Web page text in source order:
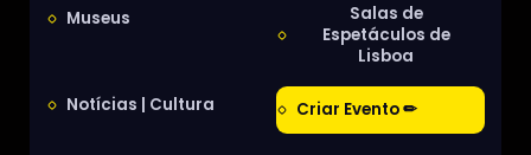
Museus
Salas de
Espetáculos de
Lisboa
Notícias | Cultura Criar Evento ✏